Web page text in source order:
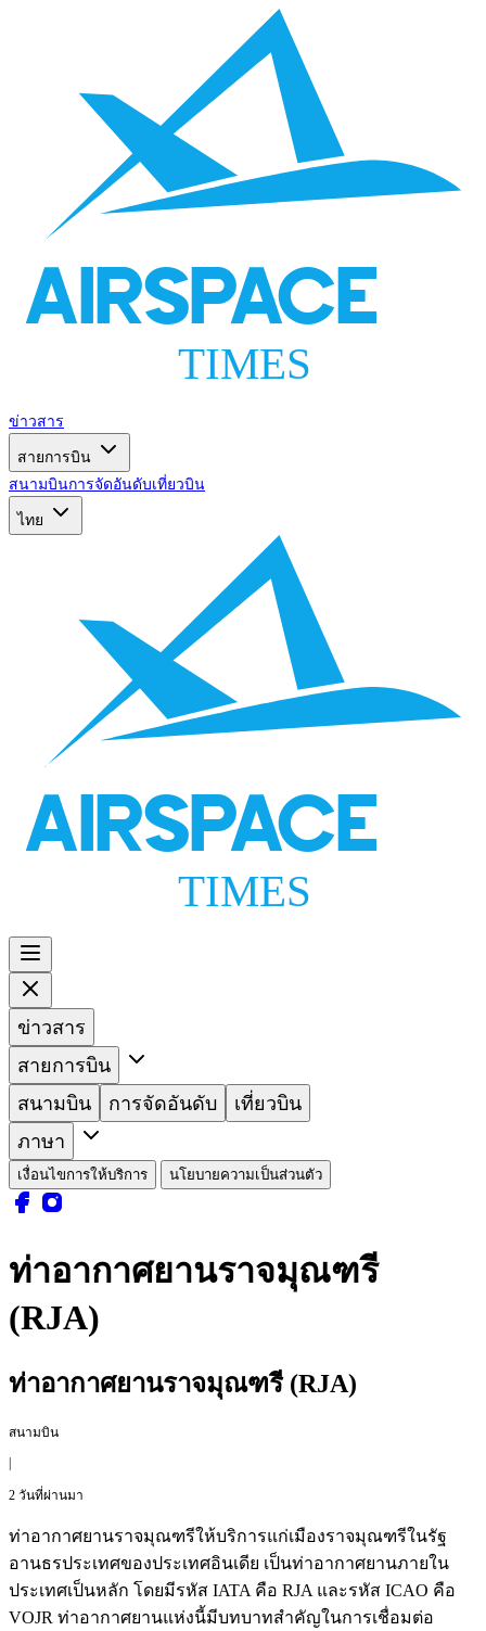
AIRSPACE
TIMES
ข่าวสาร
สายการบิน
สนามบินการจัดอันดับเที่ยวบิน
ไทย
AIRSPACE
TIMES
ข่าวสาร
สายการบิน
สนามบิน
การจัดอันดับ
เที่ยวบิน
ภาษา
เงื่อนไขการให้บริการ นโยบายความเป็นส่วนตัว
ท่าอากาศยานราจมุณฑรี
(RJA)
ท่าอากาศยานราจมุณฑรี (RJA)
สนามบิน
|
2 วันที่ผ่านมา
ท่าอากาศยานราจมุณฑรีให้บริการแก่เมืองราจมุณฑรีในรัฐ
อานธรประเทศของประเทศอินเดีย เป็นท่าอากาศยานภายใน
ประเทศเป็นหลัก โดยมีรหัส IATA คือ RJA และรหัส ICAO คือ
VOJR ท่าอากาศยานแห่งนี้มีบทบาทสำคัญในการเชื่อมต่อ